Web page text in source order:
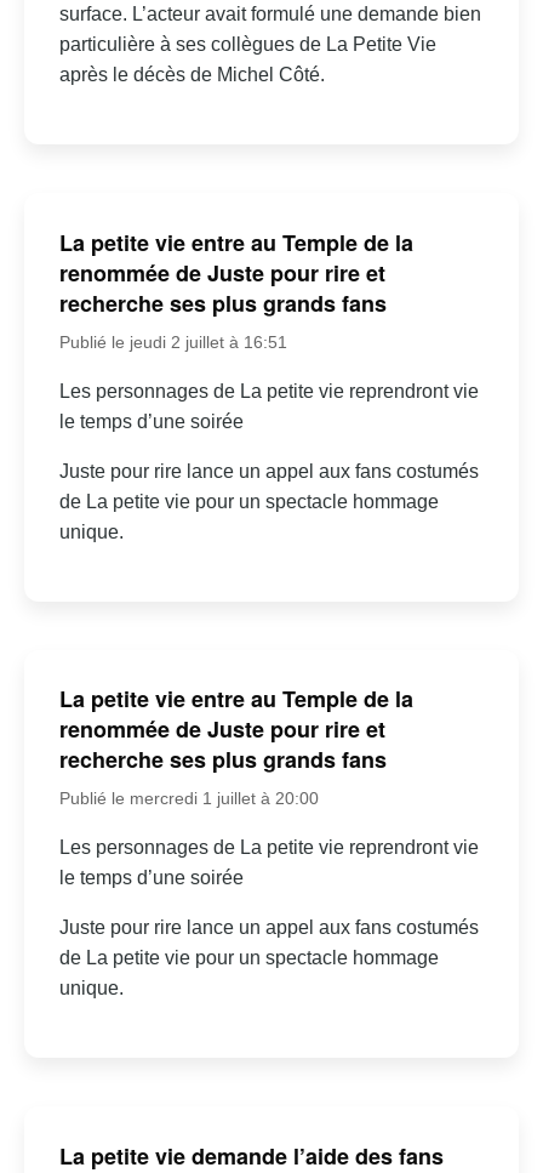
surface. L’acteur avait formulé une demande bien
particulière à ses collègues de La Petite Vie
après le décès de Michel Côté.
La petite vie entre au Temple de la
renommée de Juste pour rire et
recherche ses plus grands fans
Publié le jeudi 2 juillet à 16:51
Les personnages de La petite vie reprendront vie
le temps d’une soirée
Juste pour rire lance un appel aux fans costumés
de La petite vie pour un spectacle hommage
unique.
La petite vie entre au Temple de la
renommée de Juste pour rire et
recherche ses plus grands fans
Publié le mercredi 1 juillet à 20:00
Les personnages de La petite vie reprendront vie
le temps d’une soirée
Juste pour rire lance un appel aux fans costumés
de La petite vie pour un spectacle hommage
unique.
La petite vie demande l’aide des fans